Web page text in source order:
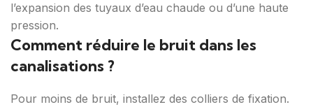
l’expansion des tuyaux d’eau chaude ou d’une haute
pression.
Comment réduire le bruit dans les
canalisations ?
Pour moins de bruit, installez des colliers de fixation.